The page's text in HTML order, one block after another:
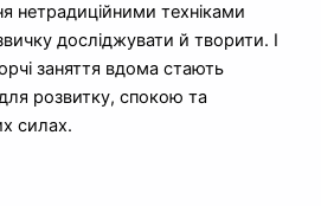
нетрадиційними техніками
досліджувати й творити. І
заняття вдома стають
розвитку, спокою та
силах.